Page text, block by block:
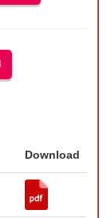
Download